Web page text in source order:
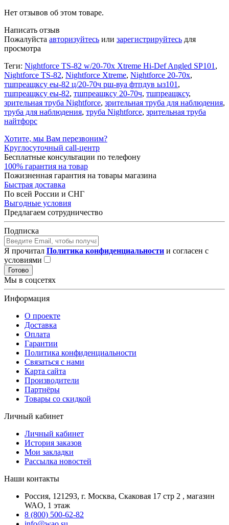
Нет отзывов об этом товаре.
Написать отзыв
Пожалуйста авторизуйтесь или зарегистрируйтесь для
просмотра
Теги: Nightforce TS-82 w/20-70x Xtreme Hi-Def Angled SP101 ,
Nightforce TS-82, Nightforce Xtreme, Nightforce 20-70x,
тшпреащксу еы-82 ц/20-70ч рш-вуа фтпдув ыз101 ,
тшпреащксу еы-82, тшпреащксу 20-70ч, тшпреащксу,
зрительная труба Nightforce, зрительная труба для наблюдения,
труба для наблюдения, труба Nightforce, зрительная труба
найтфорс
Хотите, мы Вам перезвоним?
Круглосуточный call-центр
Бесплатные консультации по телефону
100% гарантия на товар
Пожизненная гарантия на товары магазина
Быстрая доставка
По всей России и СНГ
Выгодные условия
Предлагаем сотрудничество
Подписка
Я прочитал Политика конфиденциальности и согласен с
условиями
Готово
Мы в соцсетях
Информация
О проекте
Доставка
Оплата
Гарантии
Политика конфиденциальности
Связаться с нами
Карта сайта
Производители
Партнёры
Товары со скидкой
Личный кабинет
Личный кабинет
История заказов
Мои закладки
Рассылка новостей
Наши контакты
Россия, 121293, г. Москва, Скаковая 17 стр 2 , магазин
WAO, 1 этаж
8 (800) 500-62-82